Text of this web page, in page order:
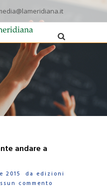
andare a
2015 da edizioni
commento